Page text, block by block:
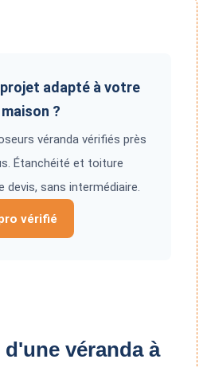
adapté à votre
maison ?
véranda vérifiés près
Étanchéité et toiture
devis, sans intermédiaire.
vérifié
véranda à